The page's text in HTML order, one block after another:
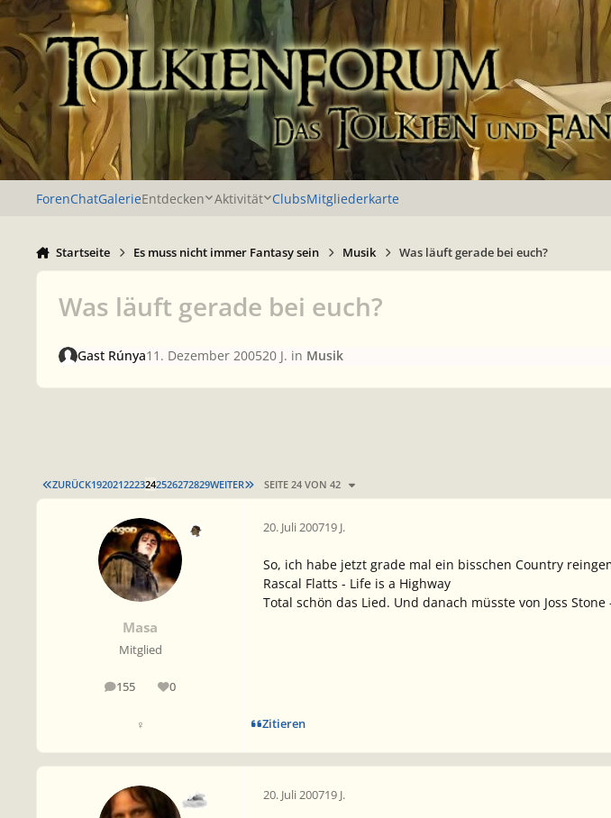
Zu Inhalt springen
ForenChatGalerieEntdecken Aktivität ClubsMitgliederkarte
Startseite Es muss nicht immer Fantasy sein Musik Was läuft gerade bei euch?
Was läuft gerade bei euch?
Gast Rúnya11. Dezember 200520 J. in Musik
ERSTE SEITE
ZURÜCK1920212223242526272829WEITER LETZTE SEITE
SEITE 24 VON 42
Masa
Mitglied
155
Beiträge 0
Reputation
♀
20. Juli 200719 J.
So, ich habe jetzt grade mal ein bisschen Country
Rascal Flatts - Life is a Highway
Total schön das Lied. Und danach müsste von Joss
Zitieren
20. Juli 200719 J.